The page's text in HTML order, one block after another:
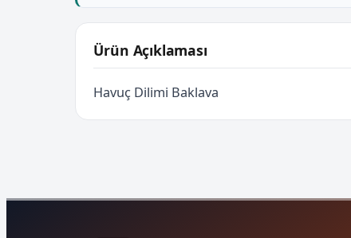
Ürün Açıklaması
Havuç Dilimi Baklava